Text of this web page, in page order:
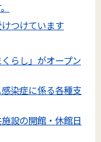
つけています
らし」がオープン
染症に係る各種支
設の開館・休館日